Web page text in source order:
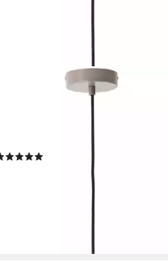
LEGER HOME BY LENA GERCKE
129,99 €